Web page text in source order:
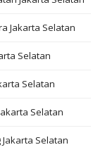
Jakarta Selatan
Selatan
Selatan
Selatan
Jakarta Selatan